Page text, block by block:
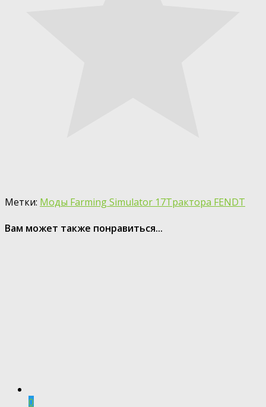
Метки: Моды Farming Simulator 17Трактора FENDT
Вам может также понравиться...
0